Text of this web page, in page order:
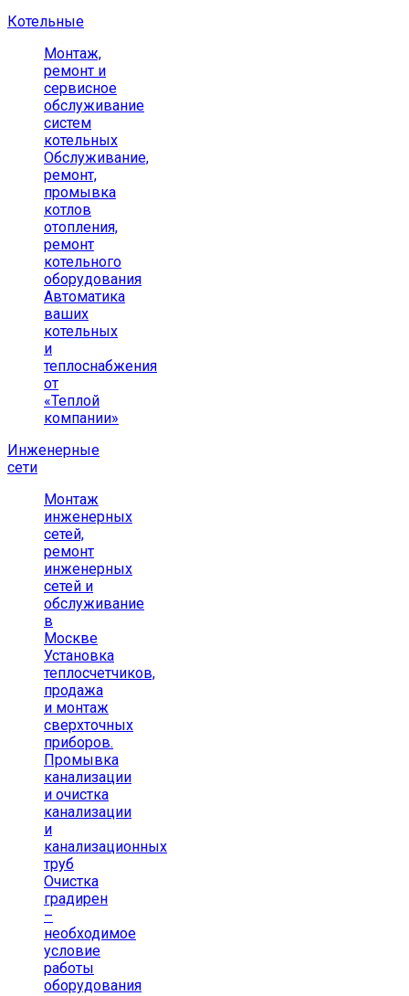
Котельные
Монтаж,
ремонт и
сервисное
обслуживание
систем
котельных
Обслуживание,
ремонт,
промывка
котлов
отопления,
ремонт
котельного
оборудования
Автоматика
ваших
котельных
и
теплоснабжения
от
«Теплой
компании»
Инженерные
сети
Монтаж
инженерных
сетей,
ремонт
инженерных
сетей и
обслуживание
в
Москве
Установка
теплосчетчиков,
продажа
и монтаж
сверхточных
приборов.
Промывка
канализации
и очистка
канализации
и
канализационных
труб
Очистка
градирен
–
необходимое
условие
работы
оборудования